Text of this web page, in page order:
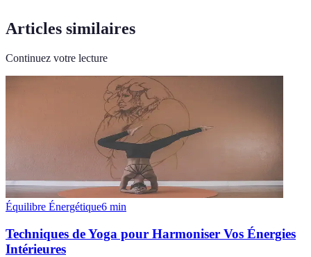
Articles similaires
Continuez votre lecture
Équilibre Énergétique6 min
Techniques de Yoga pour Harmoniser Vos Énergies
Intérieures